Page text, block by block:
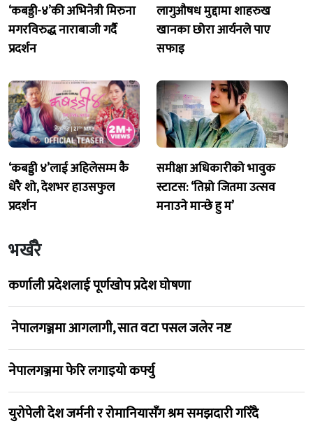
‘कबड्डी-४’की अभिनेत्री मिरुना
मगरविरुद्ध नाराबाजी गर्दै
प्रदर्शन
लागुऔषध मुद्दामा शाहरुख
खानका छोरा आर्यनले पाए
सफाइ
‘कबड्डी ४’लाई अहिलेसम्म कै
धेरै शो, देशभर हाउसफुल
प्रदर्शन
समीक्षा अधिकारीको भावुक
स्टाटस: ‘तिम्रो जितमा उत्सव
मनाउने मान्छे हु म’
भर्खरै
कर्णाली प्रदेशलाई पूर्णखोप प्रदेश घोषणा
नेपालगञ्जमा आगलागी, सात वटा पसल जलेर नष्ट
नेपालगञ्जमा फेरि लगाइयो कर्फ्यु
युरोपेली देश जर्मनी र रोमानियासँग श्रम समझदारी गरिँदै